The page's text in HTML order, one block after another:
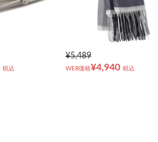
税込
¥5,489
WEB価格¥4,940 税込